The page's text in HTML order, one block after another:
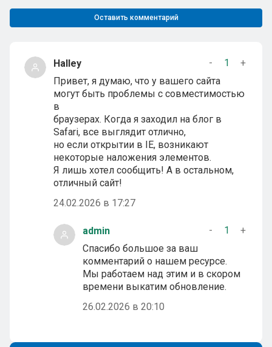
Оставить комментарий
Halley - 1
+
Привет, я думаю, что у вашего сайта
могут быть проблемы с совместимостью
в
браузерах. Когда я заходил на блог в
Safari, все выглядит отлично,
но если открытии в IE, возникают
некоторые наложения элементов.
Я лишь хотел сообщить! А в остальном,
отличный сайт!
24.02.2026 в 17:27
admin - 1
+
Спасибо большое за ваш
комментарий о нашем ресурсе.
Мы работаем над этим и в скором
времени выкатим обновление.
26.02.2026 в 20:10